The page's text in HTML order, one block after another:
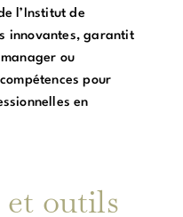
l’Institut de
innovantes, garantit
ou
pour
en
et outils